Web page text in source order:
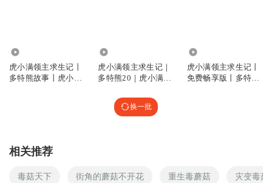
回复 2026-03-24 0
虎小满领主求生记丨
多特熊故事丨虎小满
虎小满领主求生记｜
多特熊20｜虎小满领
虎小满领主求生记丨
免费畅享版丨多特熊
换一批
相关推荐
毒菇天下 街角的蘑菇不开花 重生毒蘑菇 灾变毒菇